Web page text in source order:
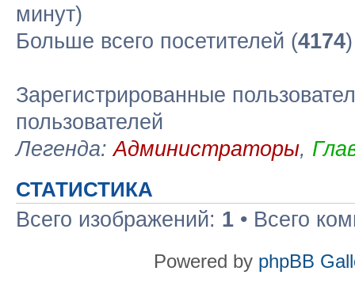
минут)
Больше всего посетителей (4174
Зарегистрированные
пользователей
Легенда:Администраторы,
СТАТИСТИКА
Всего изображений: 1 • Всего
Powered by phpBB